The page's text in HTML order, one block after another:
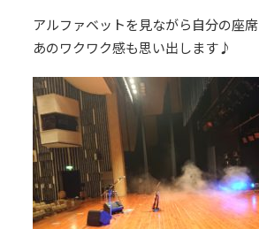
アルファベットを見ながら自分の座
あのワクワク感も思い出します♪